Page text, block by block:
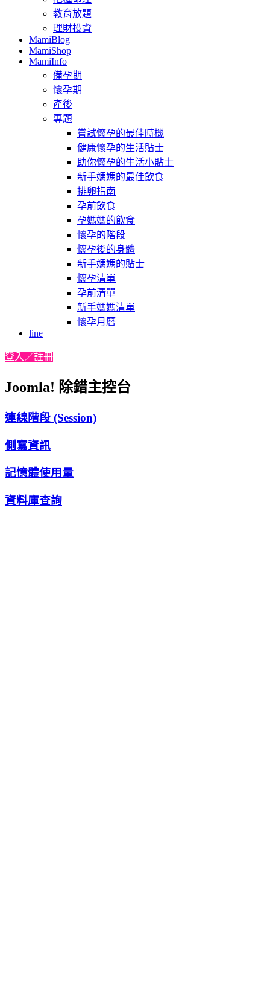
教育放題
理財投資
MamiBlog
MamiShop
MamiInfo
備孕期
懷孕期
產後
專題
嘗試懷孕的最佳時機
健康懷孕的生活貼士
助你懷孕的生活小貼士
新手媽媽的最佳飲食
排卵指南
孕前飲食
孕媽媽的飲食
懷孕的階段
懷孕後的身體
新手媽媽的貼士
懷孕清單
孕前清單
新手媽媽清單
懷孕月曆
line
登入／註冊
Joomla! 除錯主控台
連線階段 (Session)
側寫資訊
記憶體使用量
資料庫查詢